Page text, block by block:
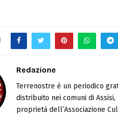
Redazione
Terrenostre è un periodico
distribuito nei comuni di
proprietà dell’Associazione